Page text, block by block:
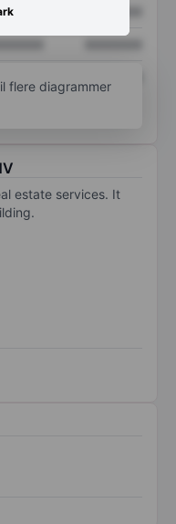
flere diagrammer
estate services. It